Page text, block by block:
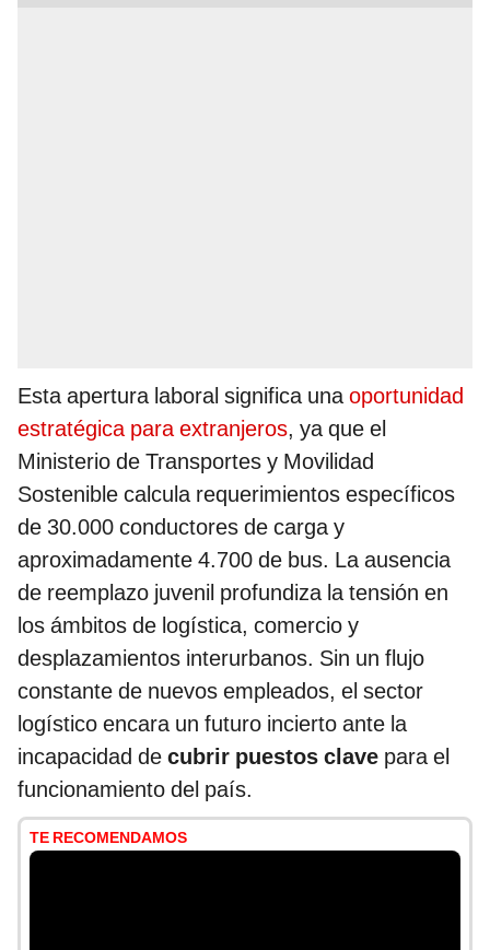
Esta apertura laboral significa unaoportunidad
estratégica para extranjeros, ya que el
Ministerio de Transportes y Movilidad
Sostenible calcula requerimientos específicos
de 30.000 conductores de carga y
aproximadamente 4.700 de bus. La ausencia
de reemplazo juvenil profundiza la tensión en
los ámbitos de logística, comercio y
desplazamientos interurbanos. Sin un flujo
constante de nuevos empleados, el sector
logístico encara un futuro incierto ante la
incapacidad de cubrir puestos clave para el
funcionamiento del país.
TE RECOMENDAMOS